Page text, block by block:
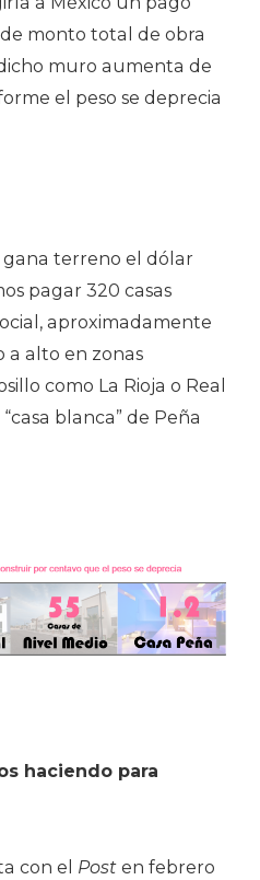
monto total de obra
muro aumenta de
el peso se deprecia
terreno el dólar
pagar 320 casas
aproximadamente
a alto en zonas
como La Rioja o Real
blanca” de Peña
haciendo para
con el Post en febrero